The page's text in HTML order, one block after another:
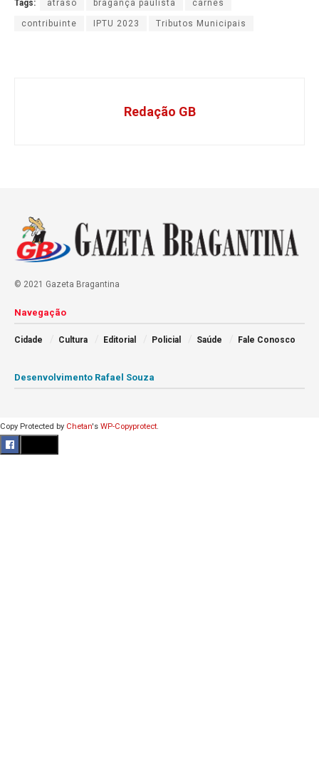
Tags: atraso bragança paulista carnês
contribuinte IPTU 2023 Tributos Municipais
Redação GB
© 2021 Gazeta Bragantina
Navegação
Cidade Cultura Editorial Policial Saúde Fale Conosco
Desenvolvimento Rafael Souza
Copy Protected by Chetan's WP-Copyprotect.